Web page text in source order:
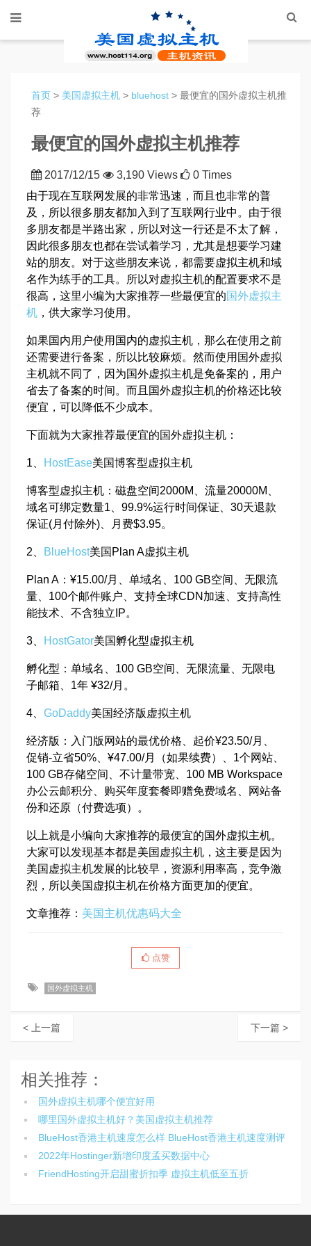
首页 > 美国虚拟主机 > bluehost > 最便宜的国外虚拟主机推
荐
最便宜的国外虚拟主机推荐
2017/12/15 3,190 Views
0 Times
由于现在互联网发展的非常迅速，而且也非常的普
及，所以很多朋友都加入到了互联网行业中。由于很
多朋友都是半路出家，所以对这一行还是不太了解，
因此很多朋友也都在尝试着学习，尤其是想要学习建
站的朋友。对于这些朋友来说，都需要虚拟主机和域
名作为练手的工具。所以对虚拟主机的配置要求不是
很高，这里小编为大家推荐一些最便宜的国外虚拟主
机 ，供大家学习使用。
如果国内用户使用国内的虚拟主机，那么在使用之前
还需要进行备案，所以比较麻烦。然而使用国外虚拟
主机就不同了，因为国外虚拟主机是免备案的，用户
省去了备案的时间。而且国外虚拟主机的价格还比较
便宜，可以降低不少成本。
下面就为大家推荐最便宜的国外虚拟主机：
1、 HostEase美国博客型虚拟主机
博客型虚拟主机：磁盘空间2000M、流量20000M、
域名可绑定数量1、99.9%运行时间保证、30天退款
保证(月付除外)、月费$3.95。
2、 BlueHost美国Plan A虚拟主机
Plan A：¥15.00/月、单域名、100 GB空间、无限流
量、100个邮件账户、支持全球CDN加速、支持高性
能技术、不含独立IP。
3、 HostGator美国孵化型虚拟主机
孵化型：单域名、100 GB空间、无限流量、无限电
子邮箱、1年 ¥32/月。
4、 GoDaddy美国经济版虚拟主机
经济版：入门版网站的最优价格、起价¥23.50/月、
促销-立省50%、¥47.00/月（如果续费）、1个网站、
100 GB存储空间、不计量带宽、100 MB Workspace
办公云邮积分、购买年度套餐即赠免费域名、网站备
份和还原（付费选项）。
以上就是小编向大家推荐的最便宜的国外虚拟主机。
大家可以发现基本都是美国虚拟主机，这主要是因为
美国虚拟主机发展的比较早，资源利用率高，竞争激
烈，所以美国虚拟主机在价格方面更加的便宜。
文章推荐： 美国主机优惠码大全
点赞
国外虚拟主机
< 上一篇 下一篇 >
相关推荐：
国外虚拟主机哪个便宜好用
哪里国外虚拟主机好？美国虚拟主机推荐
BlueHost香港主机速度怎么样 BlueHost香港主机速度测评
2022年Hostinger新增印度孟买数据中心
FriendHosting开启甜蜜折扣季 虚拟主机低至五折